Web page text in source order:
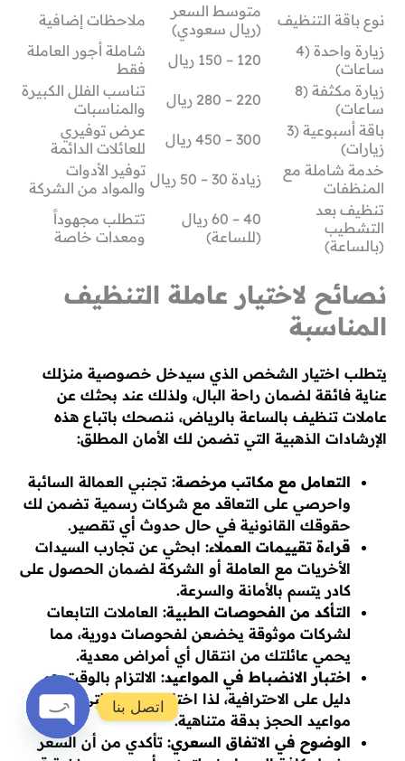
نوع باقة التنظيف
متوسط السعر
(ريال سعودي)
ملاحظات إضافية
زيارة واحدة (4
ساعات)
120 – 150 ريال
شاملة أجور العاملة
فقط
زيارة مكثفة (8
ساعات)
220 – 280 ريال
تناسب الفلل الكبيرة
والمناسبات
باقة أسبوعية (3
زيارات)
300 – 450 ريال
عرض توفيري
للعائلات الدائمة
خدمة شاملة مع
المنظفات
زيادة 30 – 50 ريال
توفير الأدوات
والمواد من الشركة
تنظيف بعد
التشطيب
(بالساعة)
40 – 60 ريال
(للساعة)
تتطلب مجهوداً
ومعدات خاصة
نصائح لاختيار عاملة التنظيف
المناسبة
يتطلب اختيار الشخص الذي سيدخل خصوصية منزلك
عناية فائقة لضمان راحة البال، ولذلك عند بحثك عن
عاملات تنظيف بالساعة بالرياض، ننصحك باتباع هذه
الإرشادات الذهبية التي تضمن لك الأمان المطلق:
التعامل مع مكاتب مرخصة: تجنبي العمالة السائبة
واحرصي على التعاقد مع شركات رسمية تضمن لك
حقوقك القانونية في حال حدوث أي تقصير.
قراءة تقييمات العملاء: ابحثي عن تجارب السيدات
الأخريات مع العاملة أو الشركة لضمان الحصول على
كادر يتسم بالأمانة والسرعة.
التأكد من الفحوصات الطبية: العاملات التابعات
لشركات موثوقة يخضعن لفحوصات دورية، مما
يحمي عائلتك من انتقال أي أمراض معدية.
اختبار الانضباط في المواعيد: الالتزام بالوقت هو
دليل على الاحترافية، لذا اختاري الجهة التي تحترم
مواعيد الحجز بدقة متناهية.
الوضوح في الاتفاق السعري: تأكدي من أن السعر
اتصل بنا
Open